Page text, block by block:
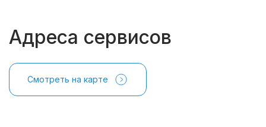
Адреса сервисов
Смотреть на карте